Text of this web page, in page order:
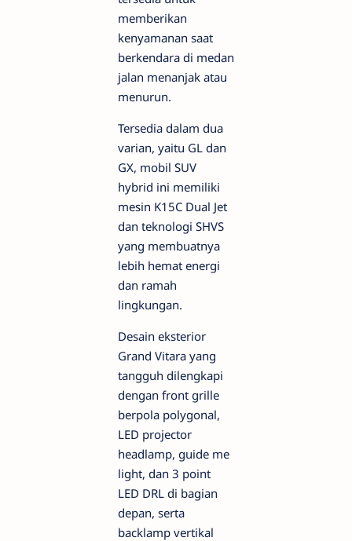
memberikan
kenyamanan saat
berkendara di medan
jalan menanjak atau
menurun.
Tersedia dalam dua
varian, yaitu GL dan
GX, mobil SUV
hybrid ini memiliki
mesin K15C Dual Jet
dan teknologi SHVS
yang membuatnya
lebih hemat energi
dan ramah
lingkungan.
Desain eksterior
Grand Vitara yang
tangguh dilengkapi
dengan front grille
berpola polygonal,
LED projector
headlamp, guide me
light, dan 3 point
LED DRL di bagian
depan, serta
backlamp vertikal